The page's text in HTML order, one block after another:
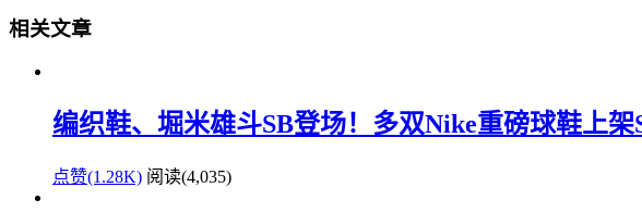
相关文章
编织鞋、堀米雄斗SB登场！多双Nike重磅球鞋上
点赞(1.28K) 阅读(4,035)